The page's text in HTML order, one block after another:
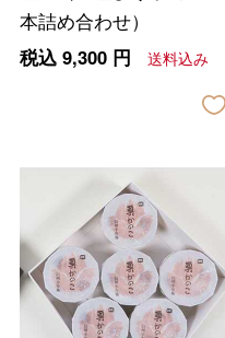
本詰め合わせ）
税込 9,300円 送料込み
フー
ビュ
大丸・
バレンタ
ホ